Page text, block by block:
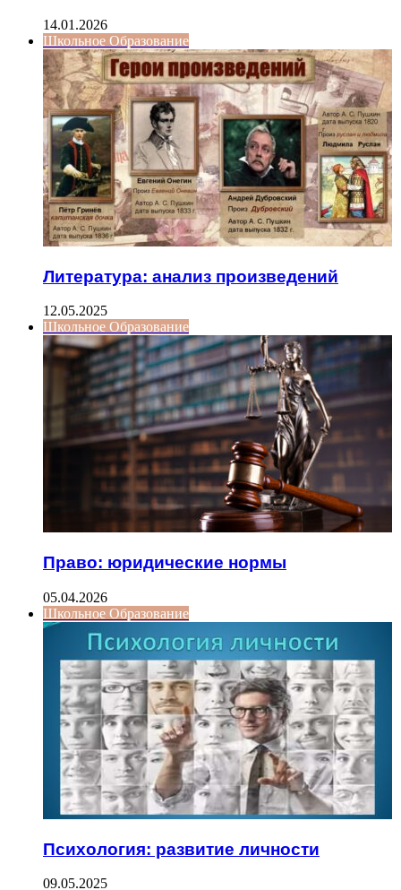
14.01.2026
Школьное Образование
Литература: анализ произведений
12.05.2025
Школьное Образование
Право: юридические нормы
05.04.2026
Школьное Образование
Психология: развитие личности
09.05.2025